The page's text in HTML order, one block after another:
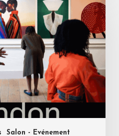
Salon - Evénement